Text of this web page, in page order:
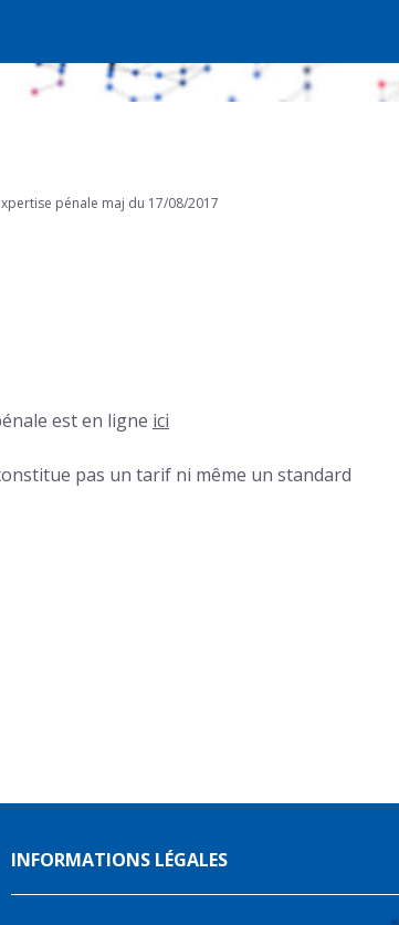
pénale maj du 17/08/2017
est en ligne ici
pas un tarif ni même un standard
INFORMATIONS LÉGALES